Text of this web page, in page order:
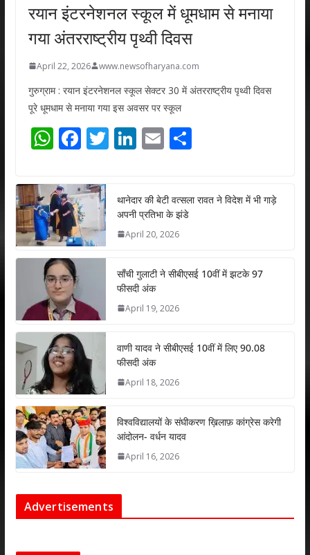
रयान इंटरनेशनल स्कूल में धूमधाम से मनाया
गया अंतरराष्ट्रीय पृथ्वी दिवस
April 22, 2026 www.newsofharyana.com
गुरुग्राम : रयान इंटरनेशनल स्कूल सेक्टर 30 में अंतरराष्ट्रीय पृथ्वी दिवस
पूरे धूमधाम से मनाया गया इस अवसर पर स्कूल
W
at
s
A
p
p
F
e
b
o
o
T
er
Li
e
dI
E
l
S
e
थानेदार की बेटी वत्सला रावत ने विदेश में भी गाड़े
अपनी प्रतिभा के झंडे
April 20, 2026
साँची गुलाटी ने सीबीएसई 10वीं में झटके 97
फीसदी अंक
April 19, 2026
वाणी यादव ने सीबीएसई 10वीं में लिए 90.08
फीसदी अंक
April 18, 2026
विश्वविद्यालयों के संघीकरण ख़िलाफ़ कांग्रेस करेगी
आंदोलन- वर्धन यादव
April 16, 2026
Advertisements